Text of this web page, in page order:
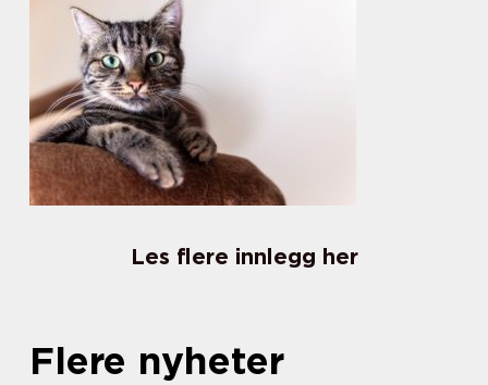
Les flere innlegg her
Flere nyheter